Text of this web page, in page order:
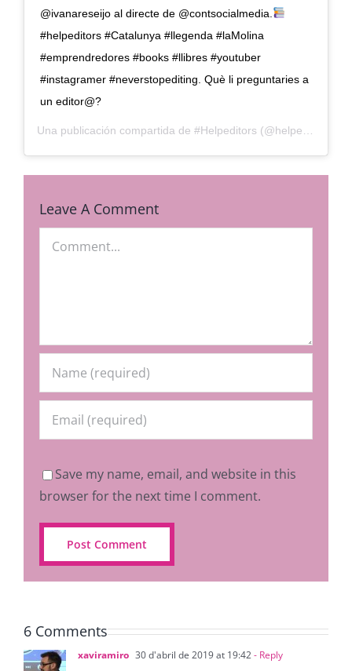
@ivanareseijo al directe de @contsocialmedia.
#helpeditors #Catalunya #llegenda #laMolina
#emprendredores #books #llibres #youtuber
#instagramer #neverstopediting. Què li preguntaries a
un editor@?
Una publicación compartida de #Helpeditors (@helpeditors_annasadurni) el
6 Comments
xaviramiro 30 d'abril de 2019 at 19:42- Reply
Leave A Comment
Comment
Save my name, email, and website in this
browser for the next time I comment.